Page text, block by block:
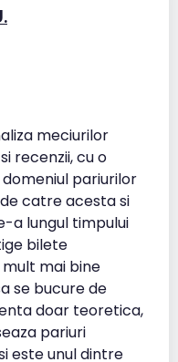
meciurilor
recenzii, cu o
pariurilor
catre acesta si
a lungul timpului
bilete
mai bine
se bucure de
doar teoretica,
pariuri
este unul dintre